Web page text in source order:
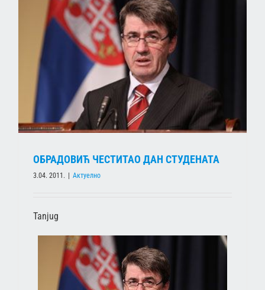
ОБРАДОВИЋ ЧЕСТИТАО ДАН СТУДЕНАТА
3.04. 2011. Актуелно
Tanjug